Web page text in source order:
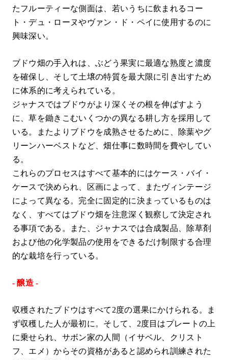
たフルーティーな側面は、若いうちに飲まれるコー
ト・デュ・ローヌやヴァン・ド・ペイに使用するのに
興味深い。
ブドウ畑の手入れは、ぶどう果実に最適な熟度と濃度
を確保し、そして土壌の特質を最大限に引き出すため
に体系的に考えられている。
ジャナスではブドウがより深くその根を伸ばすよう
に、草を鋤きこむいくつかの異なる耕し方を採用して
いる。またよりブドウを成熟させるために、除葉やグ
リーンハーベストなど、畑仕事に数時間を費やしてい
る。
これらのプロセスはすべて基本的にはケース・バイ・
ケースで決められ、区画によって、またヴィンテージ
によって異なる。完全に固定的に決まっているものは
なく、すべてはブドウ畑を注意深く観察して決定され
る事項である。また、ジャナスでは合成製品、除草剤
および他の化学製品の使用をできるだけ制限する合理
的な栽培を行っている。
- 醸造 -
収穫されたブドウはすべて2度の選果にかけられる。ま
ず収穫した人が最初に。そして、2度目はプレートの上
に乗せられ、サボン家の人間（イサベル、クリスト
フ、エメ）からその資格があると認められ訓練された